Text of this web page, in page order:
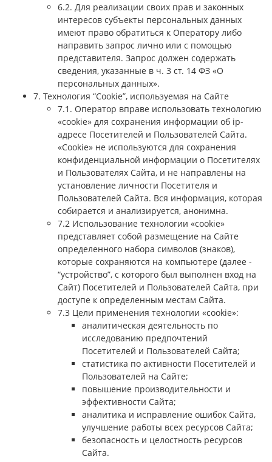
6.2. Для реализации своих прав и законных
интересов субъекты персональных данных
имеют право обратиться к Оператору либо
направить запрос лично или с помощью
представителя. Запрос должен содержать
сведения, указанные в ч. 3 ст. 14 ФЗ «О
персональных данных».
7. Технология “Cookie”, используемая на Сайте
7.1. Оператор вправе использовать технологию
«cookie» для сохранения информации об ip-
адресе Посетителей и Пользователей Сайта.
«Cookie» не используются для сохранения
конфиденциальной информации о Посетителях
и Пользователях Сайта, и не направлены на
установление личности Посетителя и
Пользователей Сайта. Вся информация, которая
собирается и анализируется, анонимна.
7.2 Использование технологии «cookie»
представляет собой размещение на Сайте
определенного набора символов (знаков),
которые сохраняются на компьютере (далее -
“устройство”, с которого был выполнен вход на
Сайт) Посетителей и Пользователей Сайта, при
доступе к определенным местам Сайта.
7.3 Цели применения технологии «cookie»:
аналитическая деятельность по
исследованию предпочтений
Посетителей и Пользователей Сайта;
статистика по активности Посетителей и
Пользователей на Сайте;
повышение производительности и
эффективности Сайта;
аналитика и исправление ошибок Сайта,
улучшение работы всех ресурсов Сайта;
безопасность и целостность ресурсов
Сайта.